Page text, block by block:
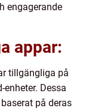
engagerande
appar:
tillgängliga på
Dessa
på deras